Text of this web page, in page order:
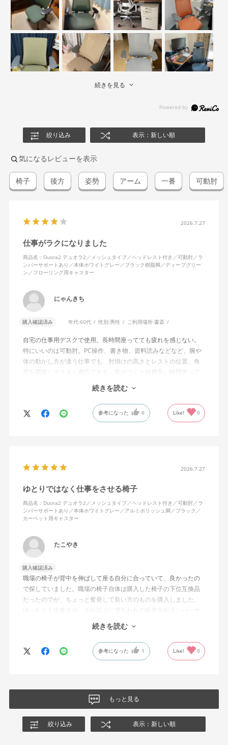
続きを見る
絞り込み 表示：新しい順
気になるレビューを表示
椅子 後方 姿勢 アーム 一番 可動肘
2026.7.27
仕事がラクになりました
商品名：Duora2 デュオラ2／メッシュタイプ／ヘッドレスト付き／可動肘／ラ
ンバーサポートあり／本体ホワイトグレー／ブラック樹脂脚／ディープグリー
ン／フローリング用キャスター
にゃんきち
購入確認済み 年代:60代 性別:男性 ご利用場所:書斎
自宅の仕事用デスクで使用。長時間座ってても疲れを感じない。
特にいいのは可動肘。PC操作、書き物、資料読みなどなど、腕や
体の動かし方が違う仕事でも、肘掛けの高さとレストの位置、角
度を調節してうまく適応できる。気がつくと結構長い時間座って
ランバーサポートは思ったよりやさしいサポート。従来使ってい
た骨盤サポートチェアよりも支える感じは緩やかだが、姿勢の崩
の夏の暑さを考えてメッシュを選んで正解。暑気が上がる2階の仕
ープグリーンも爽やかさを感じさせてGOOD。
シンプルで機能性の高いバランスのとれたチェア。背面とヘッド
レストにもたれかかるような使い方はまだあまりしていないが、
続きを読む
参考になった 0 Like! 0
2026.7.27
ゆとりではなく仕事をさせる椅子
商品名：Duora2 デュオラ2／メッシュタイプ／ヘッドレスト付き／可動肘／ラ
ンバーサポートあり／本体ホワイトグレー／アルミポリッシュ脚／ブラック／
カーペット用キャスター
たこやき
購入確認済み
職場の椅子が背中を伸ばして座る自分に合っていて、良かったの
で探していました。職場の椅子自体は購入した椅子の下位互換品
だったのでが、ちょっと奮発して良い方のものを購入しました。
ゆったりも出来るが、それ以上に背もたれの反発力やランバーサ
ポートを突き出したり出来るので、モニターに向かわす方にも力
が入っていて仕事をするにはすごく良い椅子でした。
続きを読む
参考になった 1 Like! 0
もっと見る
絞り込み 表示：新しい順